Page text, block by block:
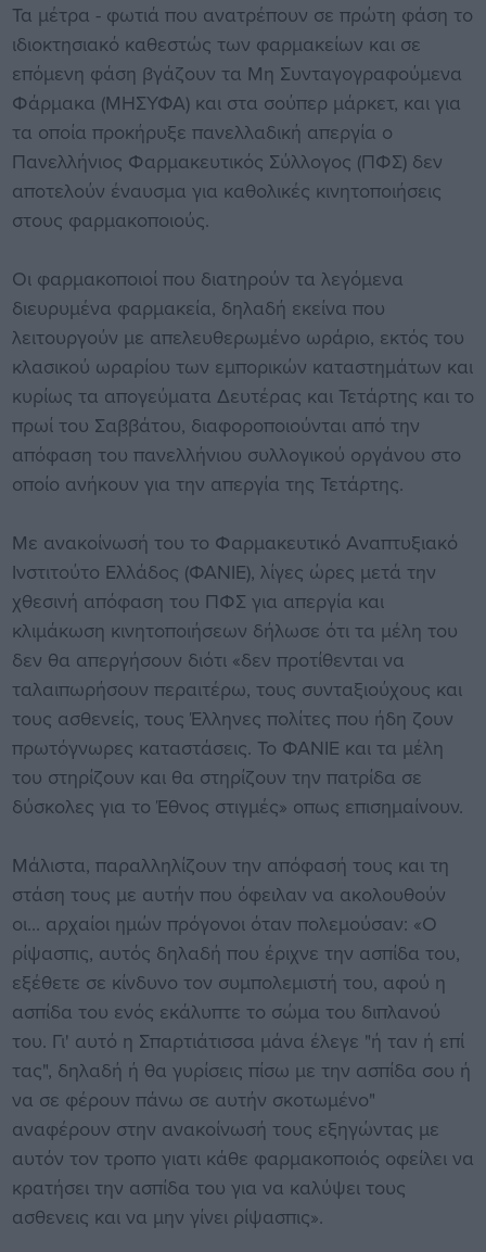
Τα μέτρα - φωτιά που ανατρέπουν σε πρώτη φάση το
ιδιοκτησιακό καθεστώς των φαρμακείων και σε
επόμενη φάση βγάζουν τα Μη Συνταγογραφούμενα
Φάρμακα (ΜΗΣΥΦΑ) και στα σούπερ μάρκετ, και για
τα οποία προκήρυξε πανελλαδική απεργία ο
Πανελλήνιος Φαρμακευτικός Σύλλογος (ΠΦΣ) δεν
αποτελούν έναυσμα για καθολικές κινητοποιήσεις
στους φαρμακοποιούς.
Οι φαρμακοποιοί που διατηρούν τα λεγόμενα
διευρυμένα φαρμακεία, δηλαδή εκείνα που
λειτουργούν με απελευθερωμένο ωράριο, εκτός του
κλασικού ωραρίου των εμπορικών καταστημάτων και
κυρίως τα απογεύματα Δευτέρας και Τετάρτης και το
πρωί του Σαββάτου, διαφοροποιούνται από την
απόφαση του πανελλήνιου συλλογικού οργάνου στο
οποίο ανήκουν για την απεργία της Τετάρτης.
Με ανακοίνωσή του το Φαρμακευτικό Αναπτυξιακό
Ινστιτούτο Ελλάδος (ΦΑΝΙΕ), λίγες ώρες μετά την
χθεσινή απόφαση του ΠΦΣ για απεργία και
κλιμάκωση κινητοποιήσεων δήλωσε ότι τα μέλη του
δεν θα απεργήσουν διότι «δεν προτίθενται να
ταλαιπωρήσουν περαιτέρω, τους συνταξιούχους και
τους ασθενείς, τους Έλληνες πολίτες που ήδη ζουν
πρωτόγνωρες καταστάσεις. Το ΦΑΝΙΕ και τα μέλη
του στηρίζουν και θα στηρίζουν την πατρίδα σε
δύσκολες για το Έθνος στιγμές» οπως επισημαίνουν.
Μάλιστα, παραλληλίζουν την απόφασή τους και τη
στάση τους με αυτήν που όφειλαν να ακολουθούν
οι... αρχαίοι ημών πρόγονοι όταν πολεμούσαν: «Ο
ρίψασπις, αυτός δηλαδή που έριχνε την ασπίδα του,
εξέθετε σε κίνδυνο τον συμπολεμιστή του, αφού η
ασπίδα του ενός εκάλυπτε το σώμα του διπλανού
του. Γι' αυτό η Σπαρτιάτισσα μάνα έλεγε "ή ταν ή επί
τας", δηλαδή ή θα γυρίσεις πίσω με την ασπίδα σου ή
να σε φέρουν πάνω σε αυτήν σκοτωμένο"
αναφέρουν στην ανακοίνωσή τους εξηγώντας με
αυτόν τον τροπο γιατι κάθε φαρμακοποιός οφείλει να
κρατήσει την ασπίδα του για να καλύψει τους
ασθενεις και να μην γίνει ρίψασπις».